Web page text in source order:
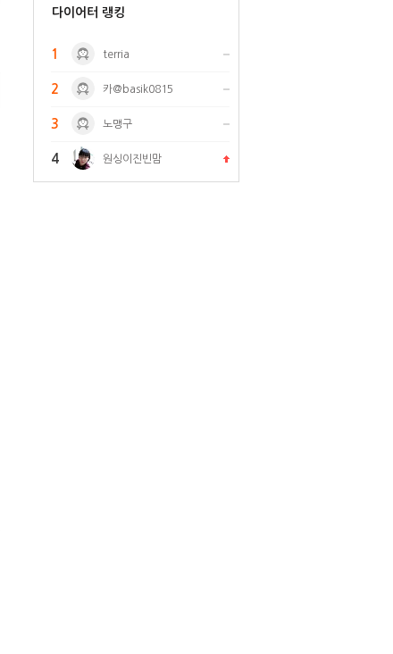
다이어터 랭킹
1 terria
2 카@basik0815
3 노맹구
4 원싱이진빈맘